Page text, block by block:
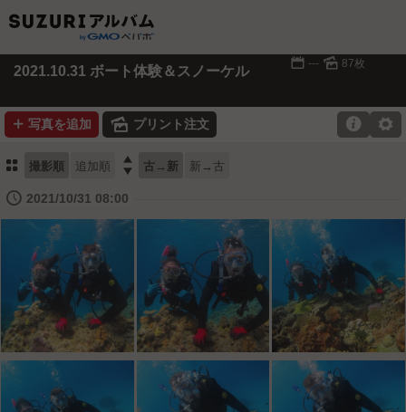
2021.10.31 ボート体験＆スノーケル 📅 --- 🌄 87枚
➕ 写真を追加 🌄 プリント注文 ⚙

⚏ 撮影順 追加順  古→新 新→古
🕔 2021/10/31 08:00